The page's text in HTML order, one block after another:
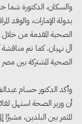
والسكان، الدكتورة شما
بدولة الإمارات، والوفد
الصحية المقدمة من
آل نهيان. كما تم مناقشة
الصحية المشتركة بين مصر
وأكد الدكتور حسام
أن وزير الصحة استهل
المثمر بين البلدين،